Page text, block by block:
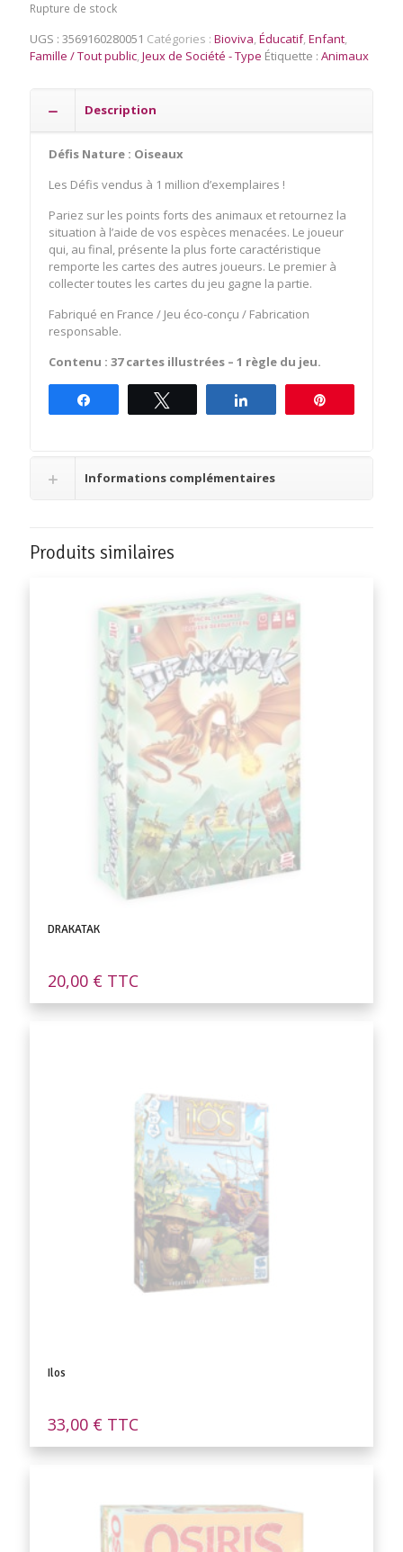
Rupture de stock
UGS : 3569160280051 Catégories : Bioviva,Éducatif,Enfant,
Famille / Tout public,Jeux de Société - Type Étiquette : Animaux
Description
Défis Nature : Oiseaux
Les Défis vendus à 1 million d’exemplaires !
Pariez sur les points forts des animaux et retournez la
situation à l’aide de vos espèces menacées. Le joueur
qui, au final, présente la plus forte caractéristique
remporte les cartes des autres joueurs. Le premier à
collecter toutes les cartes du jeu gagne la partie.
Fabriqué en France / Jeu éco-conçu / Fabrication
responsable.
Contenu : 37 cartes illustrées – 1 règle du jeu.
Informations complémentaires
Produits similaires
DRAKATAK
20,00 € TTC
Ilos
33,00 € TTC